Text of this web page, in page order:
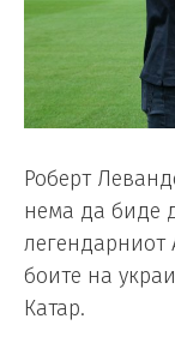
Роберт
нема да биде
боите на
Катар.